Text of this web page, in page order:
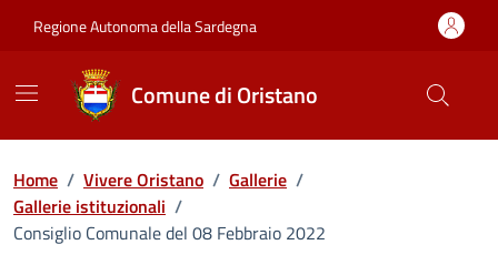
Regione Autonoma della Sardegna
Comune di Oristano
Home / Vivere Oristano / Gallerie /
Gallerie istituzionali /
Consiglio Comunale del 08 Febbraio 2022